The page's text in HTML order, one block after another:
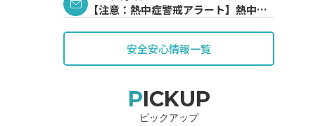
【注意：熱中症警戒アラート】熱中症
安全安心情報一覧
PICKUP
ピックアップ